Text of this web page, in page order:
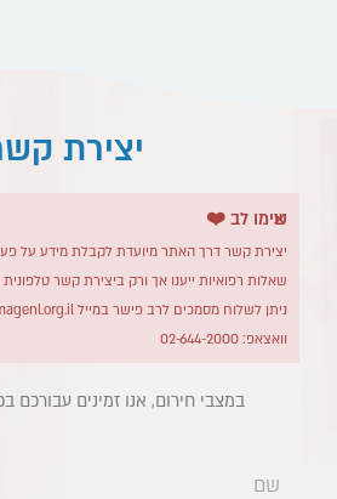
יצירת
שימו לב ❤️
יצירת קשר דרך האתר מיועדת לקבלת מידע על
שאלות רפואיות ייענו אך ורק ביצירת קשר טלפונית
ניתן לשלוח מסמכים לרב פישר במייל
וואצאפ: 02-644-2000
×
במצבי חירום, אנו זמינים עבורכם